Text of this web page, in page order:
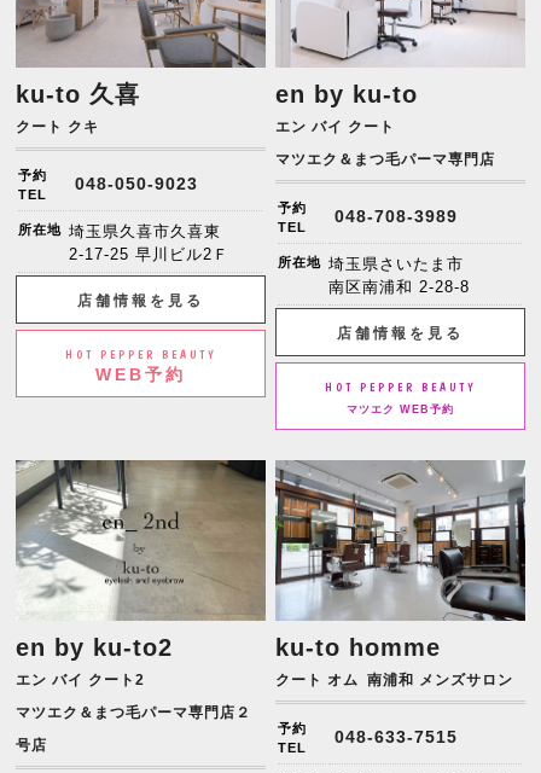
ku-to 久喜
クート クキ
予約
TEL
048-050-9023
所在地 埼玉県久喜市久喜東
2-17-25 早川ビル2Ｆ
店舗情報を見る
HOT PEPPER BEAUTY
WEB予約
en by ku-to
エン バイ クート
マツエク＆まつ毛パーマ専門店
予約
TEL
048-708-3989
所在地 埼玉県さいたま市
南区南浦和 2-28-8
店舗情報を見る
HOT PEPPER BEAUTY
マツエク WEB予約
en by ku-to2
エン バイ クート2
マツエク＆まつ毛パーマ専門店２
号店
ku-to homme
クート オム 南浦和 メンズサロン
予約
TEL
048-633-7515